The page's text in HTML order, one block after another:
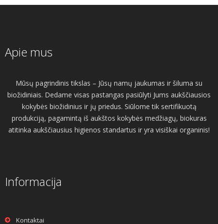
Apie mus
Mūsų pagrindinis tikslas – Jūsų namų jaukumas ir šiluma su
biožidiniais. Dedame visas pastangas pasiūlyti Jums aukščiausios
kokybės biožidinius ir jų priedus. Siūlome tik sertifikuotą
produkciją, pagamintą iš aukštos kokybės medžiagų, biokuras
atitinka aukščiausius higienos standartus ir yra visiškai organinis!
Informacija
Kontaktai